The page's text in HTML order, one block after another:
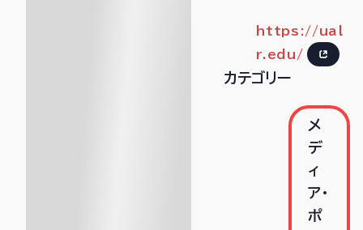
https://ual
r.edu/
カテゴリー
メ
デ
ィ
ア・
ポ